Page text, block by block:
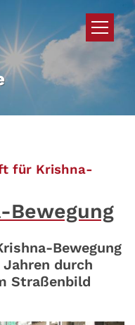
für Krishna-
Bewegung
Bewegung
durch
Straßenbild